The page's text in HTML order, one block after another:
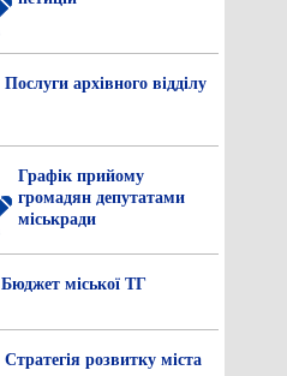
Послуги архівного відділу
Графік прийому
громадян депутатами
міськради
Бюджет міської ТГ
Стратегія розвитку міста